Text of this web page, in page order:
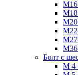
М16
М18
М20
М36
Болт с
М 4